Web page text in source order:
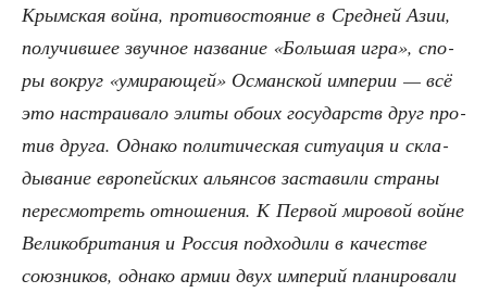
Крым­ская вой­на, про­ти­во­сто­я­ние в Сред­ней Азии,
полу­чив­шее звуч­ное назва­ние «Боль­шая игра», спо­
ры вокруг «уми­ра­ю­щей» Осман­ской импе­рии — всё
это настра­и­ва­ло эли­ты обо­их госу­дарств друг про­
тив дру­га. Одна­ко поли­ти­че­ская ситу­а­ция и скла­
ды­ва­ние евро­пей­ских аль­ян­сов заста­ви­ли стра­ны
пере­смот­реть отно­ше­ния. К Пер­вой миро­вой войне
Вели­ко­бри­та­ния и Рос­сия под­хо­ди­ли в каче­стве
союз­ни­ков, одна­ко армии двух импе­рий пла­ни­ро­ва­ли